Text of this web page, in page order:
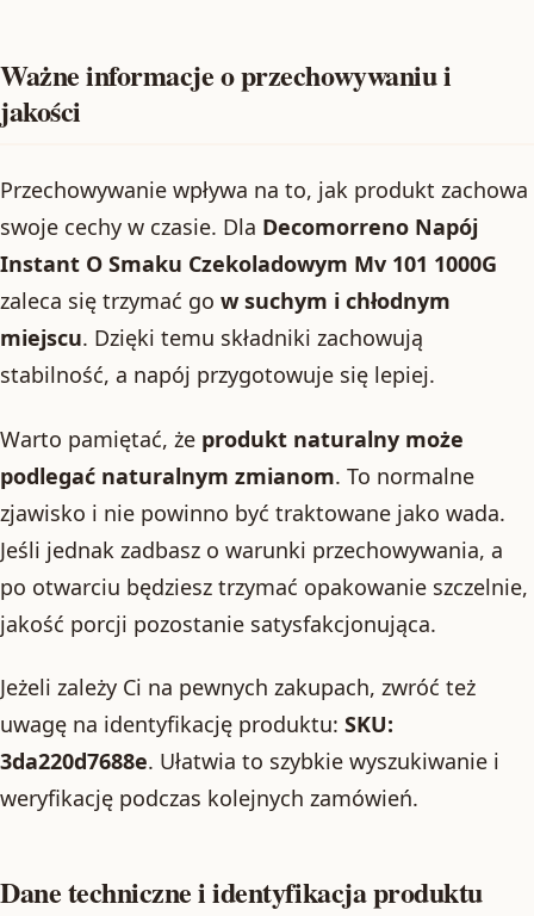
Ważne informacje o przechowywaniu i
jakości
Przechowywanie wpływa na to, jak produkt zachowa
swoje cechy w czasie. Dla Decomorreno Napój
Instant O Smaku Czekoladowym Mv 101 1000G
zaleca się trzymać go w suchym i chłodnym
miejscu. Dzięki temu składniki zachowują
stabilność, a napój przygotowuje się lepiej.
Warto pamiętać, że produkt naturalny może
podlegać naturalnym zmianom. To normalne
zjawisko i nie powinno być traktowane jako wada.
Jeśli jednak zadbasz o warunki przechowywania, a
po otwarciu będziesz trzymać opakowanie szczelnie,
jakość porcji pozostanie satysfakcjonująca.
Jeżeli zależy Ci na pewnych zakupach, zwróć też
uwagę na identyfikację produktu: SKU:
3da220d7688e. Ułatwia to szybkie wyszukiwanie i
weryfikację podczas kolejnych zamówień.
Dane techniczne i identyfikacja produktu